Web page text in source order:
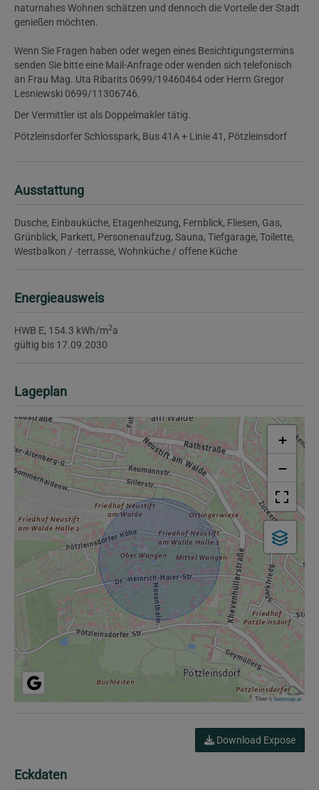
naturnahes Wohnen schätzen und dennoch die Vorteile der Stadt
genießen möchten.
Wenn Sie Fragen haben oder wegen eines Besichtigungstermins
senden Sie bitte eine Mail-Anfrage oder wenden sich telefonisch
an Frau Mag. Uta Ribarits 0699/19460464 oder Herrn Gregor
Lesniewski 0699/11306746.
Der Vermittler ist als Doppelmakler tätig.
Pötzleinsdorfer Schlosspark, Bus 41A + Linie 41, Pötzleinsdorf
Ausstattung
Dusche Einbauküche Etagenheizung Fernblick Fliesen Gas
Grünblick Parkett Personenaufzug Sauna Tiefgarage Toilette
Westbalkon / -terrasse Wohnküche / offene Küche
Energieausweis
HWB E, 154.3 kWh/m2a
gültig bis 17.09.2030
Lageplan
+
−
Tiles ©basemap.at
Download Expose
Eckdaten